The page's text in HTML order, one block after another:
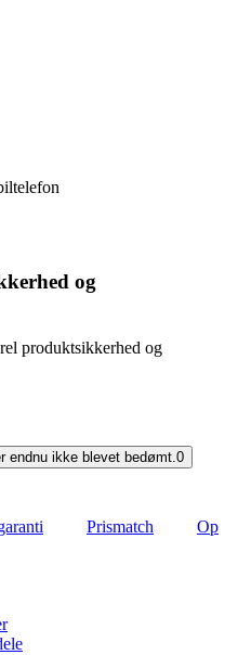
og
produktsikkerhed og
endnu ikke blevet bedømt. 0
Prismatch
Op